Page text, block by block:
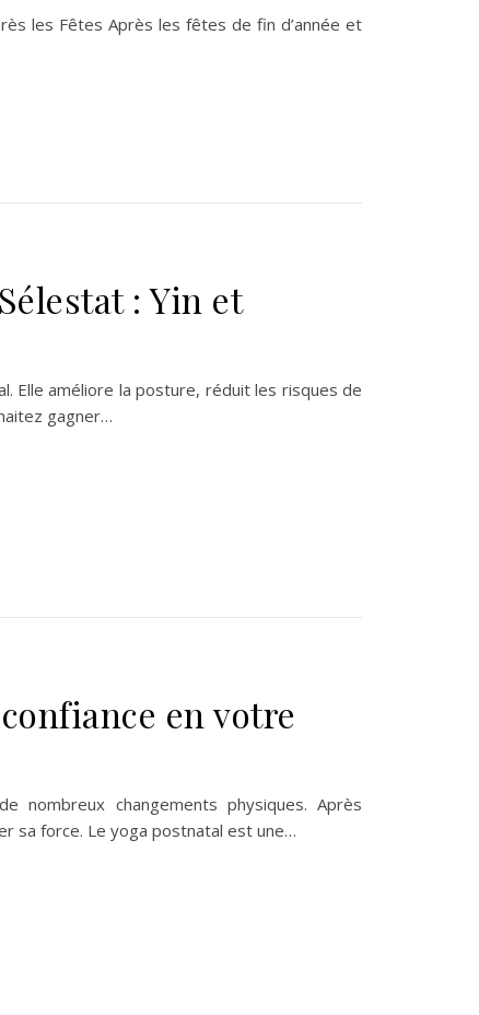
les Fêtes Après les fêtes de fin d’année et
: Yin et
Elle améliore la posture, réduit les risques de
gagner…
en votre
nombreux changements physiques. Après
sa force. Le yoga postnatal est une…